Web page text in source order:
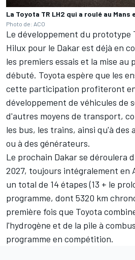
La Toyota TR LH2 qui a roulé au
Photo de: ACO
Le développement du prototype
Hilux pour le Dakar est déjà en
les premiers essais et la mise
débuté. Toyota espère que les
cette participation profiteront
développement de véhicules de
d'autres moyens de transport,
les bus, les trains, ainsi qu'à des
ou à des générateurs.
Le prochain Dakar se déroulera
2027, toujours intégralement en
un total de 14 étapes (13 + le
programme, dont 5320 km
première fois que Toyota
l'hydrogène et de la pile à
programme en compétition.